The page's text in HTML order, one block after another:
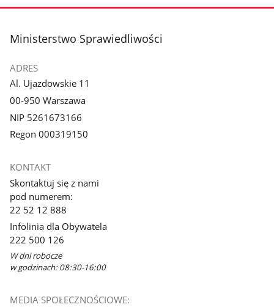
stopka
Ministerstwo Sprawiedliwości
ADRES
Al. Ujazdowskie 11
00-950 Warszawa
NIP 5261673166
Regon 000319150
KONTAKT
Skontaktuj się z nami
pod numerem:
22 52 12 888
Infolinia dla Obywatela
222 500 126
W dni robocze
w godzinach: 08:30-16:00
MEDIA SPOŁECZNOŚCIOWE: